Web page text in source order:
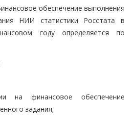
обеспечение выполнения
НИИ статистики Росстата в
году определяется по
на финансовое обеспечение
задания;